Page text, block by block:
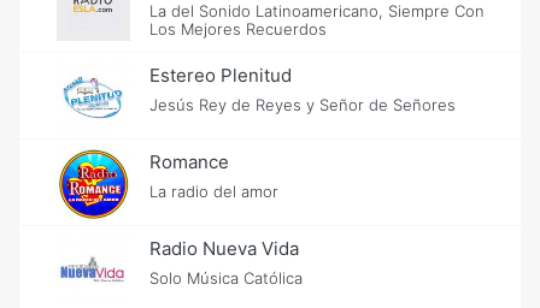
La del Sonido Latinoamericano, Siempre Con
Los Mejores Recuerdos
Estereo Plenitud
Jesús Rey de Reyes y Señor de Señores
Romance
La radio del amor
Radio Nueva Vida
Solo Música Católica